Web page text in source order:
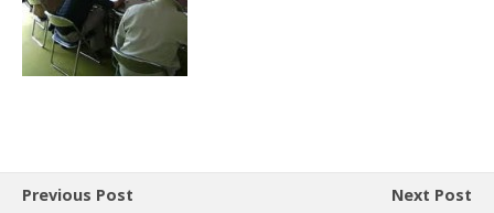
Previous Post
Next Post